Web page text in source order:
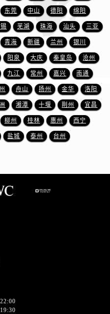
浙江省嘉兴市南湖区广益路705号嘉兴世界贸易中心A座13层1304室万国售后服务中心（需提前预约）
浙江省金华市金东区东市南街777号金华万达广场4号楼22楼2209室万国售后服务中心（需提前预约）
浙江省丽水市莲都区解放街万国售后服务中心（需提前预约）
浙江省宁波市江北区大闸南路500号来福士广场办公楼20层2009室万国售后服务中心（需提前预约）
浙江省衢州市柯城区上街万国售后服务中心（需提前预约）
浙江省绍兴市越城区胜利东路379号世茂天际中心写字楼8层805室万国售后服务中心（需提前预约）
浙江省舟山市定海区解放东路万国售后服务中心（需提前预约）
澳门特别行政区大堂区议事亭前地（新马路）万国售后服务中心（需提前预约）
澳门特别行政区风顺堂区南湾大马路万国售后服务中心（需提前预约）
澳门特别行政区花地玛堂区关闸广场万国售后服务中心（需提前预约）
东莞 中山 德阳 绵阳
芜湖 珠海 汕头 三亚
青海 新疆 兰州 银川
阳泉 大庆 秦皇岛 沧州
九江 常州 嘉兴 南通
舟山 扬州 金华 洛阳
湘潭 十堰 荆州 宜昌
柳州 桂林 惠州 西宁
盐城 泰州 台州